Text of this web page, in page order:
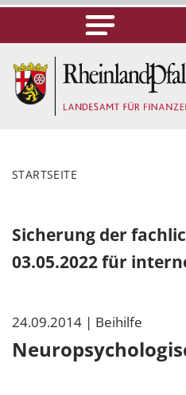
STARTSEITE
Sicherung der
03.05.2022 für
24.09.2014 | Beihilfe